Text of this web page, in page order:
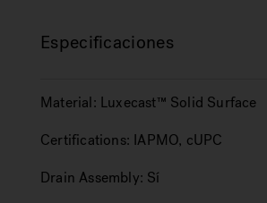
Especificaciones
Material: Luxecast™ Solid Surface
Certifications: IAPMO, cUPC
Drain Assembly: Sí